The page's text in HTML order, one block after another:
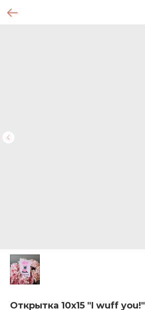
Открытка 10х15 "I wuff you!"